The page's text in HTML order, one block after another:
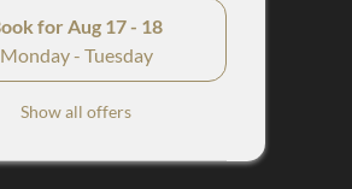
for Aug 17 - 18
Monday - Tuesday
Show all offers